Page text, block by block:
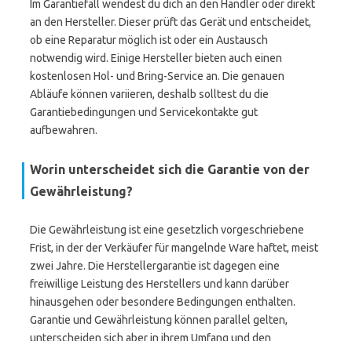
Im Garantiefall wendest du dich an den Händler oder direkt
an den Hersteller. Dieser prüft das Gerät und entscheidet,
ob eine Reparatur möglich ist oder ein Austausch
notwendig wird. Einige Hersteller bieten auch einen
kostenlosen Hol- und Bring-Service an. Die genauen
Abläufe können variieren, deshalb solltest du die
Garantiebedingungen und Servicekontakte gut
aufbewahren.
Worin unterscheidet sich die Garantie von der
Gewährleistung?
Die Gewährleistung ist eine gesetzlich vorgeschriebene
Frist, in der der Verkäufer für mangelnde Ware haftet, meist
zwei Jahre. Die Herstellergarantie ist dagegen eine
freiwillige Leistung des Herstellers und kann darüber
hinausgehen oder besondere Bedingungen enthalten.
Garantie und Gewährleistung können parallel gelten,
unterscheiden sich aber in ihrem Umfang und den